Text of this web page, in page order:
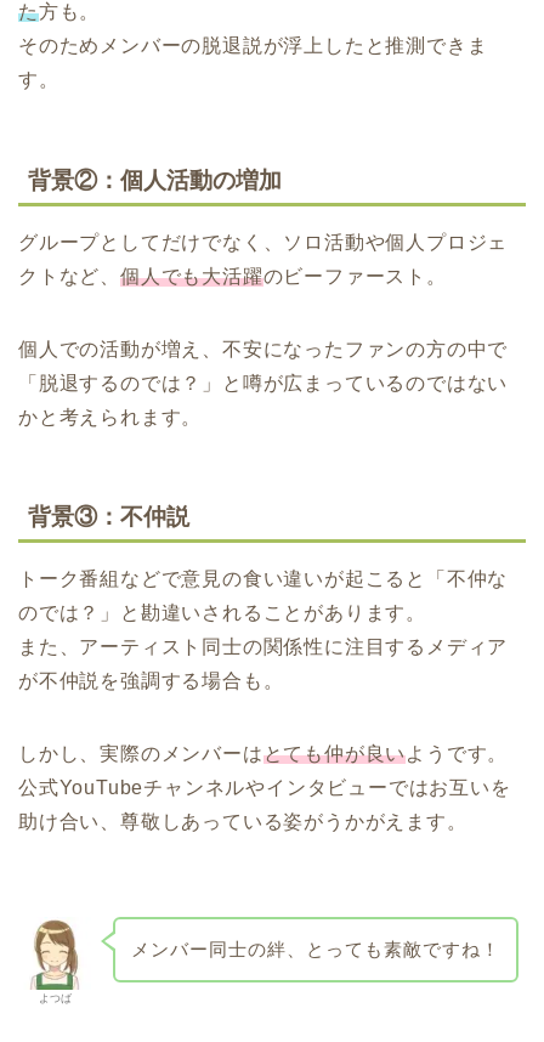
た方も。
そのためメンバーの脱退説が浮上したと推測できま
す。
背景②：個人活動の増加
グループとしてだけでなく、ソロ活動や個人プロジェ
クトなど、 個人でも大活躍のビーファースト。
個人での活動が増え、不安になったファンの方の中で
「脱退するのでは？」と噂が広まっているのではない
かと考えられます。
背景③：不仲説
トーク番組などで意見の食い違いが起こると「不仲な
のでは？」と勘違いされることがあります。
また、アーティスト同士の関係性に注目するメディア
が不仲説を強調する場合も。
しかし、実際のメンバーはとても仲が良いようです。
公式YouTubeチャンネルやインタビューではお互いを
助け合い、尊敬しあっている姿がうかがえます。
よつば
メンバー同士の絆、とっても素敵ですね！